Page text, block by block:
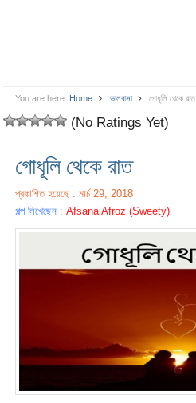
You are here: Home ভালবাসা গোধূলি থেকে রাত
(No Ratings Yet)
গোধূলি থেকে রাত
প্রকাশিত হয়েছে : মার্চ 29, 2018
গল্প লিখেছেন :Afsana Afroz (Sweety)